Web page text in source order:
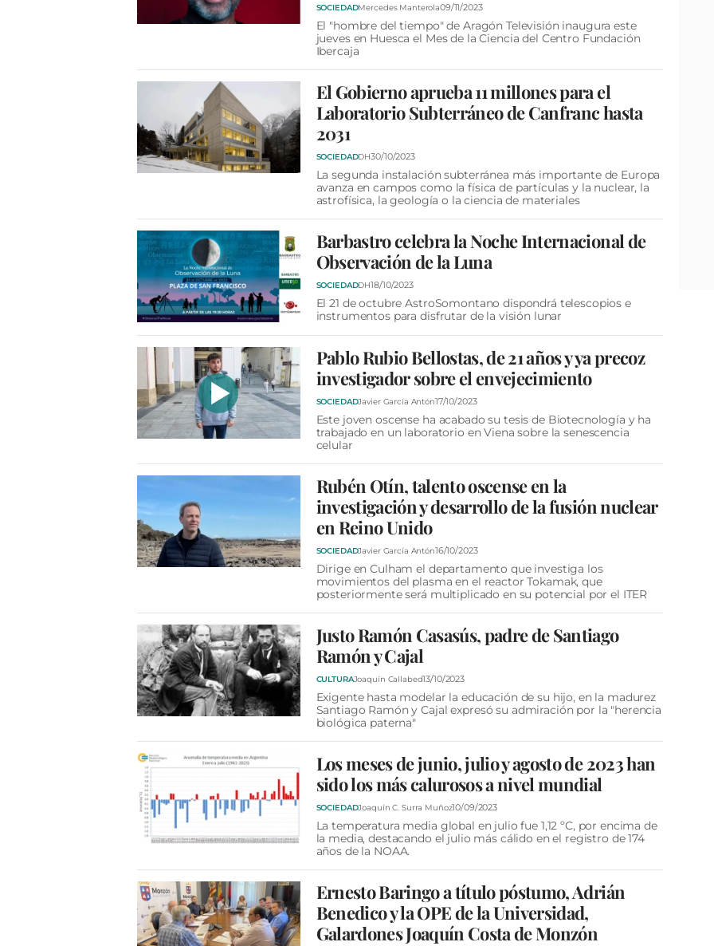
SOCIEDADMercedes Manterola09/11/2023
El "hombre del tiempo" de Aragón Televisión inaugura este
jueves en Huesca el Mes de la Ciencia del Centro Fundación
Ibercaja
El Gobierno aprueba 11 millones para el
Laboratorio Subterráneo de Canfranc hasta
2031
SOCIEDADDH30/10/2023
La segunda instalación subterránea más importante de Europa
avanza en campos como la física de partículas y la nuclear, la
astrofísica, la geología o la ciencia de materiales
Barbastro celebra la Noche Internacional de
Observación de la Luna
SOCIEDADDH18/10/2023
El 21 de octubre AstroSomontano dispondrá telescopios e
instrumentos para disfrutar de la visión lunar
Pablo Rubio Bellostas, de 21 años y ya precoz
investigador sobre el envejecimiento
SOCIEDADJavier García Antón17/10/2023
Este joven oscense ha acabado su tesis de Biotecnología y ha
trabajado en un laboratorio en Viena sobre la senescencia
celular
Rubén Otín, talento oscense en la
investigación y desarrollo de la fusión nuclear
en Reino Unido
SOCIEDADJavier García Antón16/10/2023
Dirige en Culham el departamento que investiga los
movimientos del plasma en el reactor Tokamak, que
posteriormente será multiplicado en su potencial por el ITER
Justo Ramón Casasús, padre de Santiago
Ramón y Cajal
CULTURAJoaquín Callabed13/10/2023
Exigente hasta modelar la educación de su hijo, en la madurez
Santiago Ramón y Cajal expresó su admiración por la "herencia
biológica paterna"
Los meses de junio, julio y agosto de 2023 han
sido los más calurosos a nivel mundial
SOCIEDADJoaquín C. Surra Muñoz10/09/2023
La temperatura media global en julio fue 1,12 ºC, por encima de
la media, destacando el julio más cálido en el registro de 174
años de la NOAA.
Ernesto Baringo a título póstumo, Adrián
Benedico y la OPE de la Universidad,
Galardones Joaquín Costa de Monzón